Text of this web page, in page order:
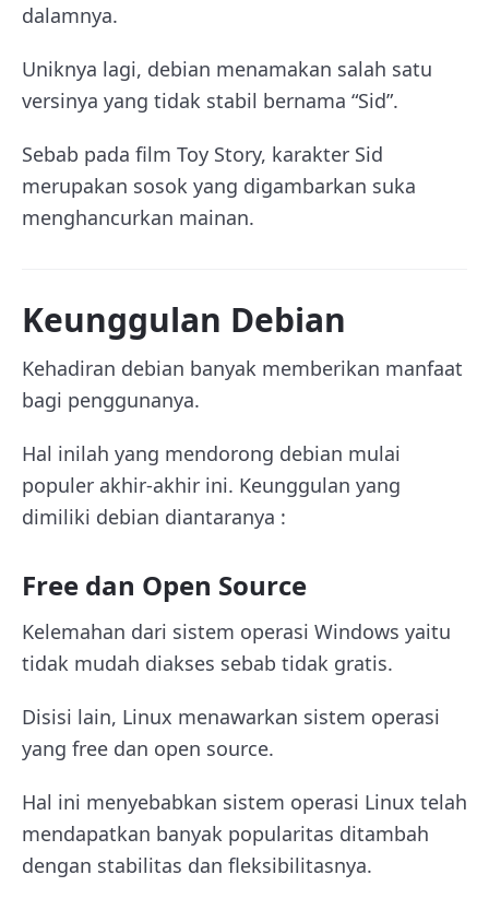
dalamnya.
Uniknya lagi, debian menamakan salah satu
versinya yang tidak stabil bernama “Sid”.
Sebab pada film Toy Story, karakter Sid
merupakan sosok yang digambarkan suka
menghancurkan mainan.
Keunggulan Debian
Kehadiran debian banyak memberikan manfaat
bagi penggunanya.
Hal inilah yang mendorong debian mulai
populer akhir-akhir ini. Keunggulan yang
dimiliki debian diantaranya :
Free dan Open Source
Kelemahan dari sistem operasi Windows yaitu
tidak mudah diakses sebab tidak gratis.
Disisi lain, Linux menawarkan sistem operasi
yang free dan open source.
Hal ini menyebabkan sistem operasi Linux telah
mendapatkan banyak popularitas ditambah
dengan stabilitas dan fleksibilitasnya.